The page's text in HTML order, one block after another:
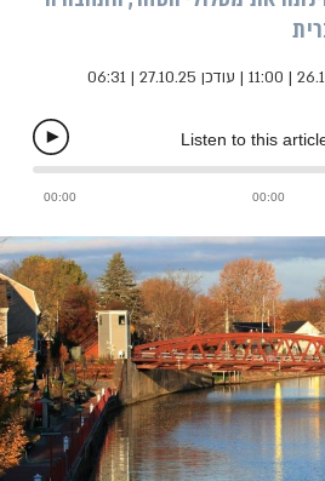
| עודכן 27.10.25 | 06:31